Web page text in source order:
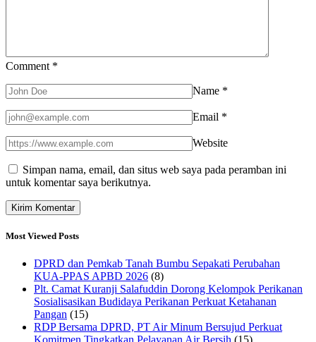
Comment *
Name *
Email *
Website
Simpan nama, email, dan situs web saya pada peramban ini
untuk komentar saya berikutnya.
Most Viewed Posts
DPRD dan Pemkab Tanah Bumbu Sepakati Perubahan
KUA-PPAS APBD 2026 (8)
Plt. Camat Kuranji Salafuddin Dorong Kelompok Perikanan
Sosialisasikan Budidaya Perikanan Perkuat Ketahanan
Pangan (15)
RDP Bersama DPRD, PT Air Minum Bersujud Perkuat
Komitmen Tingkatkan Pelayanan Air Bersih (15)